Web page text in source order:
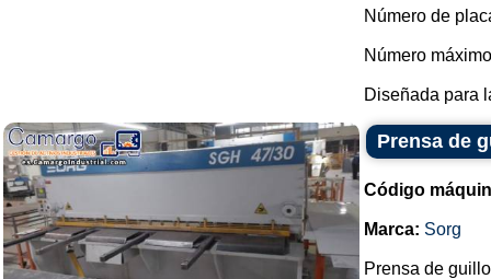
Número de
Número
Diseñada para
Prensa de
Código
Marca: Sorg
Prensa de